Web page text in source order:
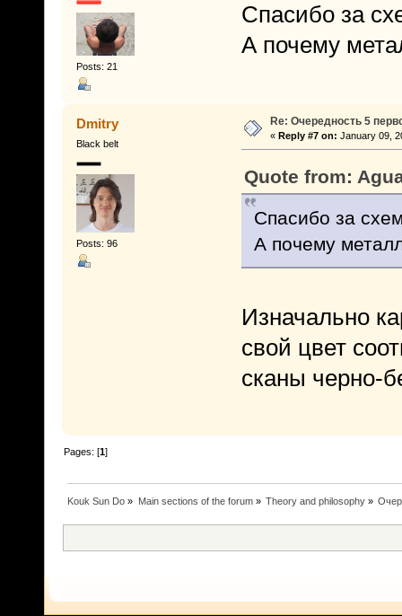
Posts: 21
Спасибо за
А почему
Dmitry
Black belt
Posts: 96
Re: Очередность 5
« Reply #7 on: January 09,
Quote from:
Спасибо за
А почему
Изначально
свой цвет
сканы черно-
Pages: [1]
Kouk Sun Do » Main sections of the forum» Theory and philosophy»